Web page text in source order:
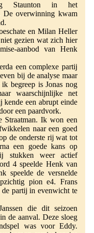
Staunton in het
De overwinning kwam
en Milan Heller
gezien wat zich hier
aanbod van Henk
een complexe partij
bij de analyse maar
begreep is Jonas nog
waarschijnlijke net
een abrupt einde
een paardvork.
Straatman. Ik won een
naar een goed
de onderste rij wat tot
een goede kans op
stukken weer actief
4 speelde Henk van
speelde de versnelde
pion e4. Frans
de partij in evenwicht te
die dit seizoen
de aanval. Deze sloeg
was voor Eddy.